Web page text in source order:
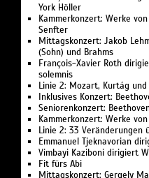
York Höller
Kammerkonzert: Werke
Senfter
Mittagskonzert: Jakob
(Sohn) und Brahms
François-Xavier Roth
solemnis
Linie 2: Mozart, Kurtág
Inklusives Konzert:
Seniorenkonzert:
Kammerkonzert: Werke
Linie 2: 33 Veränderungen
Emmanuel Tjeknavorian
Vimbayi Kaziboni dirigiert
Fit fürs Abi
Mittagskonzert: Gergely